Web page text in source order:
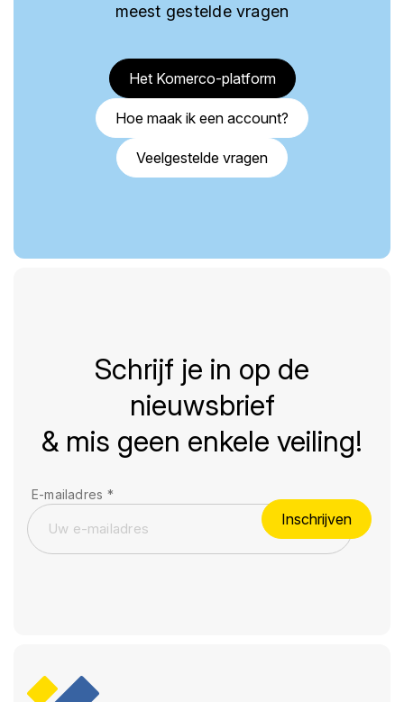
meest gestelde vragen
Het Komerco-platform
Hoe maak ik een account?
Veelgestelde vragen
Schrijf je in op de
nieuwsbrief
& mis geen enkele veiling!
E-mailadres *
Inschrijven